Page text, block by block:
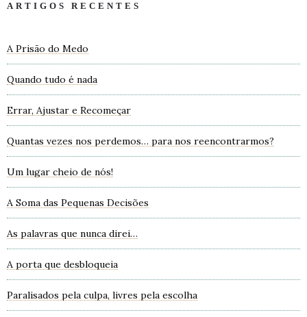
ARTIGOS RECENTES
A Prisão do Medo
Quando tudo é nada
Errar, Ajustar e Recomeçar
Quantas vezes nos perdemos… para nos reencontrarmos?
Um lugar cheio de nós!
A Soma das Pequenas Decisões
As palavras que nunca direi…
A porta que desbloqueia
Paralisados pela culpa, livres pela escolha